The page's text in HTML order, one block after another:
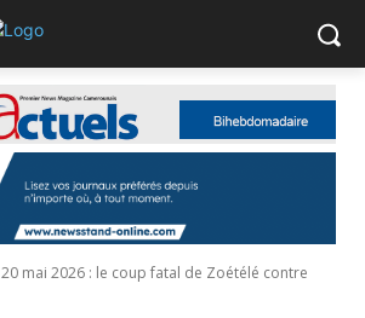
20 mai 2026 : le coup fatal de Zoétélé contre